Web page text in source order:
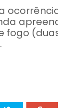
fogo